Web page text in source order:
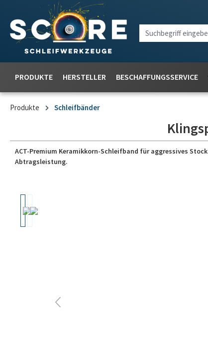
PRODUKTE HERSTELLER BESCHAFFUNGSSERVICE
Produkte Schleifbänder
ACT-Premium Keramikkorn-Schleifband für aggressives
Abtragsleistung.